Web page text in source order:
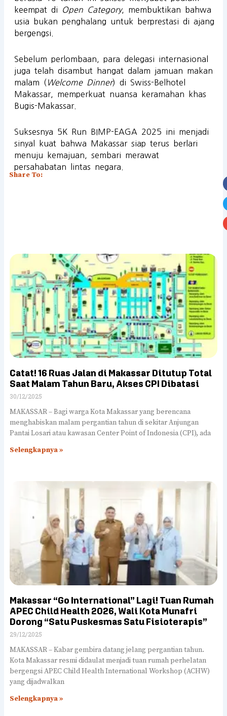
keempat di
Open Category, membuktikan bahwa
usia bukan penghalang untuk berprestasi di ajang
bergengsi.
Sebelum perlombaan, para delegasi internasional
juga telah disambut hangat dalam jamuan makan
malam ( Welcome Dinner) di Swiss-Belhotel
Makassar, memperkuat nuansa keramahan khas
Bugis-Makassar.
Suksesnya 5K Run BIMP-EAGA 2025 ini menjadi
sinyal kuat bahwa Makassar siap terus berlari
menuju kemajuan, sembari merawat
persahabatan lintas negara.
Share To:
Catat! 16 Ruas Jalan di Makassar Ditutup Total
Saat Malam Tahun Baru, Akses CPI Dibatasi
30/12/2025
MAKASSAR – Bagi warga Kota Makassar yang berencana
menghabiskan malam pergantian tahun di sekitar Anjungan
Pantai Losari atau kawasan Center Point of Indonesia (CPI), ada
Selengkapnya »
Makassar “Go International” Lagi! Tuan Rumah
APEC Child Health 2026, Wali Kota Munafri
Dorong “Satu Puskesmas Satu Fisioterapis”
29/12/2025
MAKASSAR – Kabar gembira datang jelang pergantian tahun.
Kota Makassar resmi didaulat menjadi tuan rumah perhelatan
bergengsi APEC Child Health International Workshop (ACHW)
yang dijadwalkan
Selengkapnya »